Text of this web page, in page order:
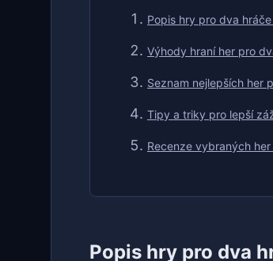
Popis hry pro dva
Výhody hraní her pro
Seznam nejlepších her
Tipy a triky pro lepší
Recenze vybraných
Popis hry pro dva